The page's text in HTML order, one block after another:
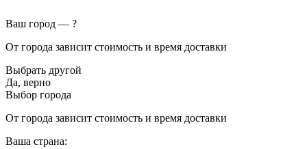
Ваш город — ?
От города зависит стоимость и время доставки
Выбрать другой
Да, верно
Выбор города
От города зависит стоимость и время доставки
Ваша страна: